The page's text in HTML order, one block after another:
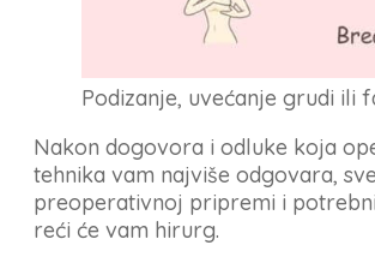
Podizanje, uvećanje grudi ili
Nakon dogovora i odluke koja
tehnika vam najviše odgovara,
preoperativnoj pripremi i
reći će vam hirurg.